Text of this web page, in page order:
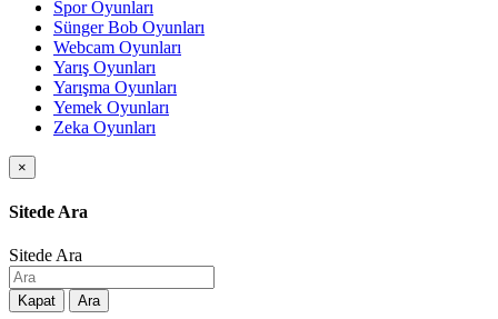
Spor Oyunları
Sünger Bob Oyunları
Webcam Oyunları
Yarış Oyunları
Yarışma Oyunları
Yemek Oyunları
Zeka Oyunları
×
Sitede Ara
Sitede Ara
Kapat Ara